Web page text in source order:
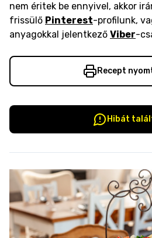
nem éritek be ennyivel, akkor
frissülő Pinterest-profilunk,
anyagokkal jelentkező Viber-
Recept
Hibát